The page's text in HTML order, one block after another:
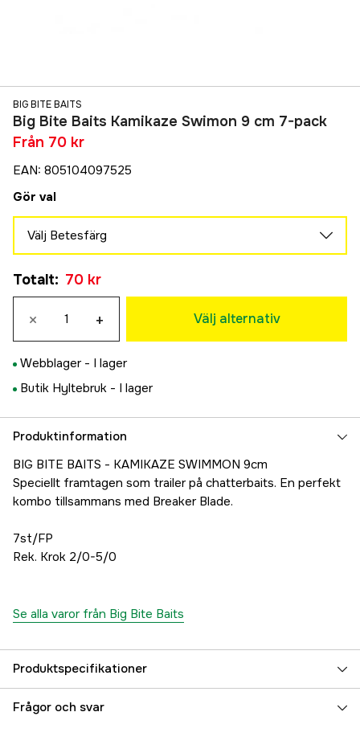
BIG BITE BAITS
Big Bite Baits Kamikaze Swimon 9 cm 7-pack
Från 70 kr
EAN: 805104097525
Gör val
Välj Betesfärg
139 kr
Green Pumpkin/Chartreuse Swirl
139 kr
91 kr
Sunfish swirl
139 kr
70 kr
139 kr
Totalt: 70 kr
× + Välj alternativ
Webblager - I lager
Butik Hyltebruk - I lager
Produktinformation
BIG BITE BAITS - KAMIKAZE SWIMMON 9cm
Speciellt framtagen som trailer på chatterbaits. En perfekt
kombo tillsammans med Breaker Blade.
7st/FP
Rek. Krok 2/0-5/0
Se alla varor från Big Bite Baits
Produktspecifikationer
Referensnummer 5000044586
Frågor och svar